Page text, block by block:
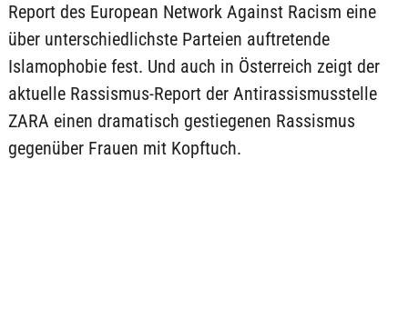
Report des European Network Against Racism eine
über unterschiedlichste Parteien auftretende
Islamophobie fest. Und auch in Österreich zeigt der
aktuelle Rassismus-Report der Antirassismusstelle
ZARA einen dramatisch gestiegenen Rassismus
gegenüber Frauen mit Kopftuch.